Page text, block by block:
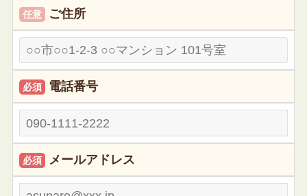
任意 ご住所
必須 電話番号
必須 メールアドレス